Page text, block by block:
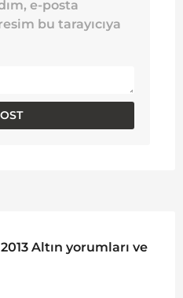
e-posta
bu tarayıcıya
Altın yorumları ve